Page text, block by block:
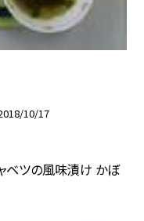
10/17
ベツの風味漬け かぼ